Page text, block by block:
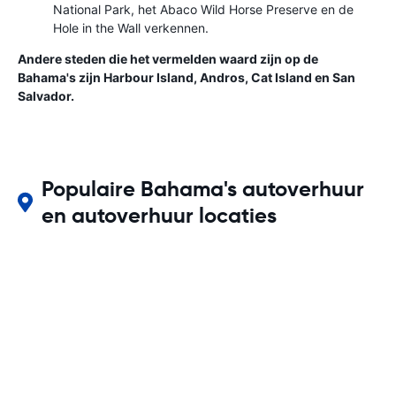
National Park, het Abaco Wild Horse Preserve en de
Hole in the Wall verkennen.
Andere steden die het vermelden waard zijn op de
Bahama's zijn Harbour Island, Andros, Cat Island en San
Salvador.
Populaire Bahama's autoverhuur
en autoverhuur locaties